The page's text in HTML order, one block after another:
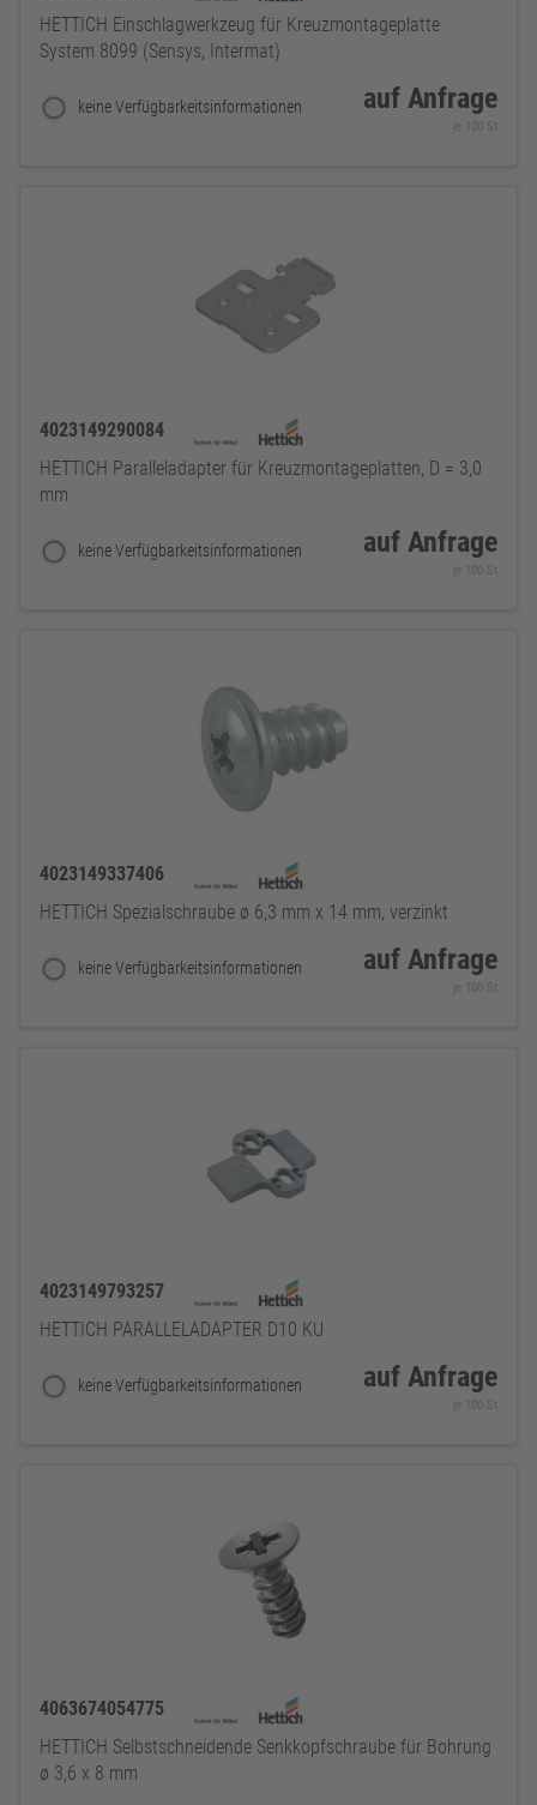
HETTICH Einschlagwerkzeug für Kreuzmontageplatte
System 8099 (Sensys, Intermat)
keine Verfügbarkeitsinformationen auf Anfrage
je 100 St
4023149290084
HETTICH Paralleladapter für Kreuzmontageplatten, D = 3,0
mm
keine Verfügbarkeitsinformationen auf Anfrage
je 100 St
4023149337406
HETTICH Spezialschraube ø 6,3 mm x 14 mm, verzinkt
keine Verfügbarkeitsinformationen auf Anfrage
je 100 St
4023149793257
HETTICH PARALLELADAPTER D10 KU
keine Verfügbarkeitsinformationen auf Anfrage
je 100 St
4063674054775
HETTICH Selbstschneidende Senkkopfschraube für Bohrung
ø 3,6 x 8 mm